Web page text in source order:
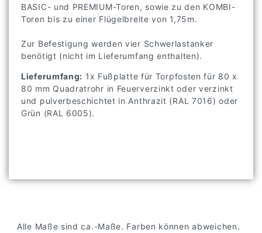
BASIC- und PREMIUM-Toren, sowie zu den KOMBI-
Toren bis zu einer Flügelbreite von 1,75m.
Zur Befestigung werden vier Schwerlastanker
benötigt (nicht im Lieferumfang enthalten).
Lieferumfang: 1x Fußplatte für Torpfosten für 80 x
80 mm Quadratrohr in Feuerverzinkt oder verzinkt
und pulverbeschichtet in Anthrazit (RAL 7016) oder
Grün (RAL 6005).
Alle Maße sind ca.-Maße. Farben können abweichen.